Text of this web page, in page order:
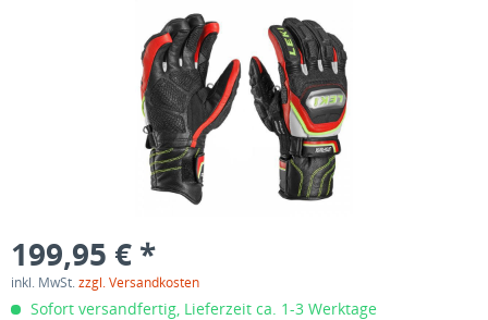
199,95 € *
inkl. MwSt.zzgl. Versandkosten
Sofort versandfertig, Lieferzeit ca. 1-3 Werktage